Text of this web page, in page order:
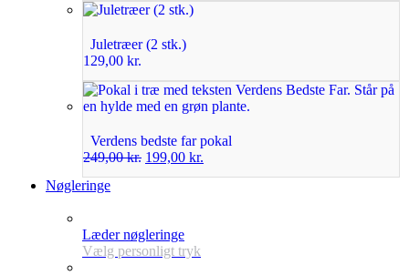
Juletræer (2 stk.)
129,00 kr.
Verdens bedste far pokal
249,00kr. 199,00 kr.
Nøgleringe
Læder nøgleringe
Vælg personligt tryk